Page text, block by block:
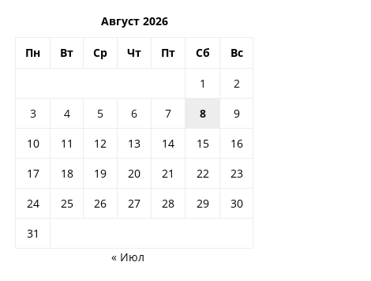
Август 2026
Пн Вт Ср Чт Пт Сб Вс
1
2
3
4 5 6 7 8
9
10
11 12 13 14 15
16
17
18 19 20 21 22
23
24
25 26 27 28 29
30
31
« Июл